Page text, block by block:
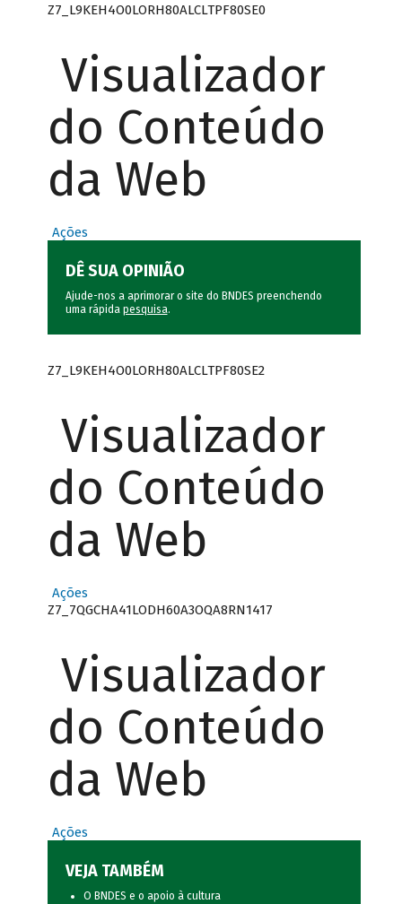
Z7_L9KEH4O0LORH80ALCLTPF80SE0
Visualizador
do Conteúdo
da Web
Ações
DÊ SUA OPINIÃO
Ajude-nos a aprimorar o site do BNDES preenchendo
uma rápida pesquisa.
Z7_L9KEH4O0LORH80ALCLTPF80SE2
Visualizador
do Conteúdo
da Web
Ações
Z7_7QGCHA41LODH60A3OQA8RN1417
Visualizador
do Conteúdo
da Web
Ações
VEJA TAMBÉM
O BNDES e o apoio à cultura